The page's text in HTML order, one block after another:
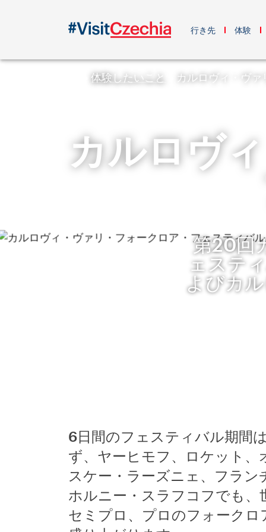
行き先 体験
体験したいこと カルロヴィ・ヴ
カルロヴ
第20回
ェステ
よびカ
6日間のフェスティバル期間
ず、ヤーヒモフ、ロケット
スケー・ラーズニェ、フラ
ホルニー・スラフコフでも、
セミプロ、プロのフォーク